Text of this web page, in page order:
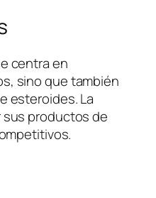
centra en
sino que también
esteroides. La
productos de